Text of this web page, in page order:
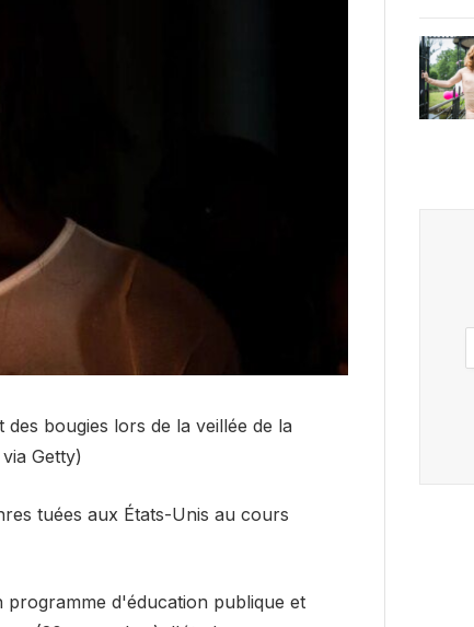
bougies lors de la veillée de la
Getty)
tuées aux États-Unis au cours
programme d'éducation publique et